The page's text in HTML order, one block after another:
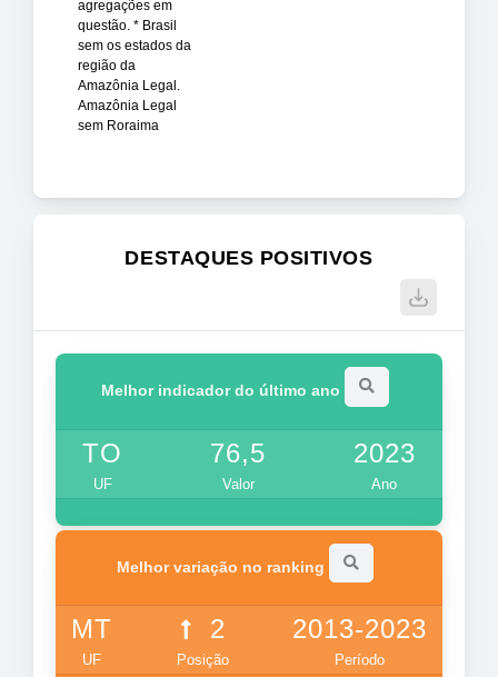
agregações em
questão. * Brasil
sem os estados da
região da
Amazônia Legal.
Amazônia Legal
sem Roraima
DESTAQUES POSITIVOS
Melhor indicador do último ano
TO
UF
76,5
Valor
2023
Ano
Melhor variação no ranking
MT
UF
2
Posição
2013-2023
Período